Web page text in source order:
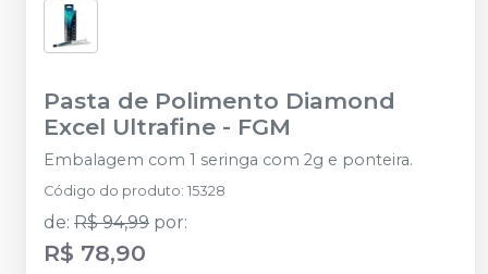
Pasta de Polimento Diamond
Excel Ultrafine - FGM
Embalagem com 1 seringa com 2g e ponteira.
Código do produto: 15328
de: R$ 94,99 por:
R$ 78,90